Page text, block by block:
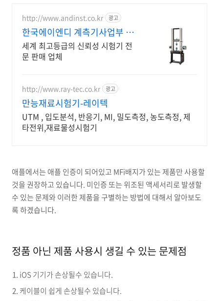
http://www.andinst.co.kr 광고
한국에이엔디 계측기사업부 만
족도를 충족시킬수있는 제품
세계 최고등급의 신뢰성 시험기 전
문 판매 업체
http://www.ray-tec.co.kr 광고
만능재료시험기-레이텍
UTM , 입도분석, 반응기, MI, 밀도측정, 농도측정, 제
타전위,재료물성시험기
애플에서는 애플 인증이 되어있고 MFi배지가 있는 제품만 사용할
것을 권장하고 있습니다. 미인증 또는 위조된 액세서리로 발생할
수 있는 문제와 이러한 제품을 구별하는 방법에 대해서 알아보도
록 하겠습니다.
정품 아닌 제품 사용시 생길 수 있는 문제점
iOS 기기가 손상될수 있습니다.
케이블이 쉽게 손상될수 있습니다.